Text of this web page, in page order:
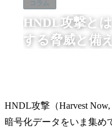
コラム
HNDL攻撃と
する脅威と備え
する攻撃です。社内向
でしたが、
HNDL攻撃（Harvest
暗号化データをいま集め